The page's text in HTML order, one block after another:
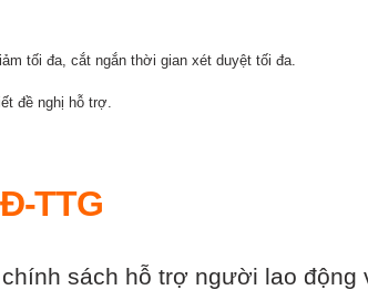
tối đa, cắt ngắn thời gian xét duyệt tối đa.
đề nghị hỗ trợ.
TTG
sách hỗ trợ người lao